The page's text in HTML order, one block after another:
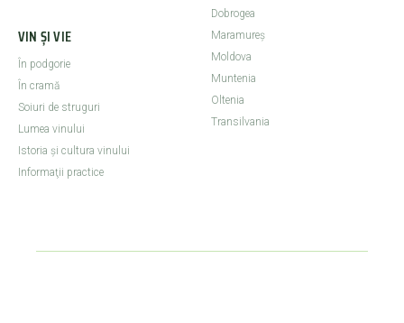
VIN ȘI VIE
În podgorie
În cramă
Soiuri de struguri
Lumea vinului
Istoria şi cultura vinului
Informaţii practice
Dobrogea
Maramureş
Moldova
Muntenia
Oltenia
Transilvania